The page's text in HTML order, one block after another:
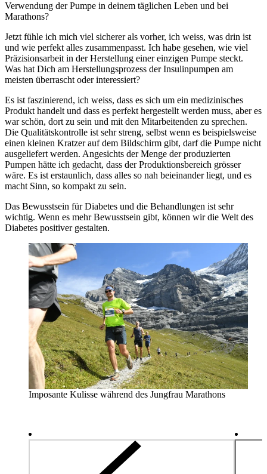
Verwendung der Pumpe in deinem täglichen Leben und bei
Marathons?
Jetzt fühle ich mich viel sicherer als vorher, ich weiss, was drin ist
und wie perfekt alles zusammenpasst. Ich habe gesehen, wie viel
Präzisionsarbeit in der Herstellung einer einzigen Pumpe steckt.
Was hat Dich am Herstellungsprozess der Insulinpumpen am
meisten überrascht oder interessiert?
Es ist faszinierend, ich weiss, dass es sich um ein medizinisches
Produkt handelt und dass es perfekt hergestellt werden muss, aber es
war schön, dort zu sein und mit den Mitarbeitenden zu sprechen.
Die Qualitätskontrolle ist sehr streng, selbst wenn es beispielsweise
einen kleinen Kratzer auf dem Bildschirm gibt, darf die Pumpe nicht
ausgeliefert werden. Angesichts der Menge der produzierten
Pumpen hätte ich gedacht, dass der Produktionsbereich grösser
wäre. Es ist erstaunlich, dass alles so nah beieinander liegt, und es
macht Sinn, so kompakt zu sein.
Das Bewusstsein für Diabetes und die Behandlungen ist sehr
wichtig. Wenn es mehr Bewusstsein gibt, können wir die Welt des
Diabetes positiver gestalten.
Imposante Kulisse während des Jungfrau Marathons